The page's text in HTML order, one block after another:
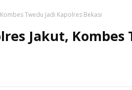
Twedu Jadi Kapolres Bekasi
Jakut, Kombes